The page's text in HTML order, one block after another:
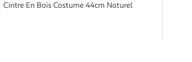
Cintre En Bois Costume 44cm Naturel